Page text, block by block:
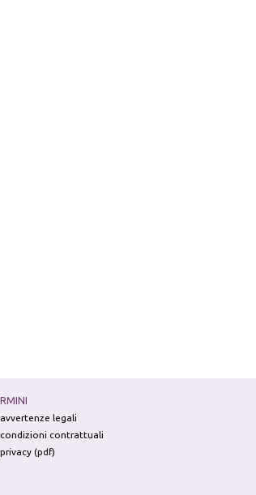
avvertenze legali
condizioni contrattuali
privacy (pdf)